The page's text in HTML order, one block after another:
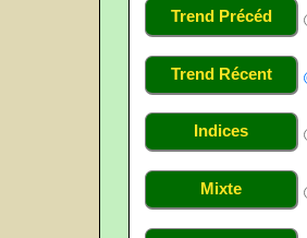
Trend Précéd
Trend Récent
Indices
Mixte